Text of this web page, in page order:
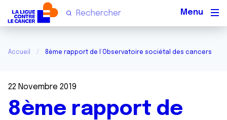
Accueil 8ème rapport de l’Observatoire sociétal des cancers
22 Novembre 2019
8ème rapport de